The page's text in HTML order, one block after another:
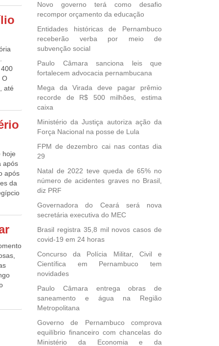
o
do
e
do
de
é
da
e
O
até
–
as
a
hoje
após
após
da
com
a
o
os
à
os
Novo governo terá como desafio
recompor orçamento da educação
Entidades históricas de Pernambuco
receberão verba por meio de
subvenção social
Paulo Câmara sanciona leis que
fortalecem advocacia pernambucana
Mega da Virada deve pagar prêmio
recorde de R$ 500 milhões, estima
caixa
Ministério da Justiça autoriza ação da
Força Nacional na posse de Lula
FPM de dezembro cai nas contas dia
29
Natal de 2022 teve queda de 65% no
número de acidentes graves no Brasil,
diz PRF
Governadora do Ceará será nova
secretária executiva do MEC
Brasil registra 35,8 mil novos casos de
covid-19 em 24 horas
Concurso da Polícia Militar, Civil e
Científica em Pernambuco tem
novidades
Paulo Câmara entrega obras de
saneamento e água na Região
Metropolitana
Governo de Pernambuco comprova
equilíbrio financeiro com chancelas do
Ministério da Economia e da